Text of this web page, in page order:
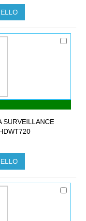
SURVEILLANCE